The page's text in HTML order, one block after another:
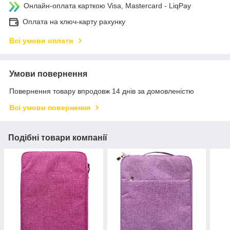
Онлайн-оплата карткою Visa, Mastercard - LiqPay
Оплата на ключ-карту рахунку
Всі умови оплати
Умови повернення
Повернення товару впродовж 14 днів за домовленістю
Всі умови повернення
Подібні товари компанії